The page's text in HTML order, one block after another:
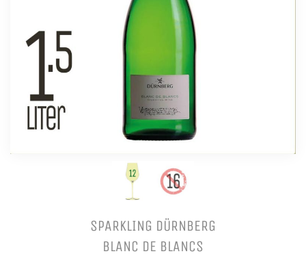
SPARKLING DÜRNBERG
BLANC DE BLANCS